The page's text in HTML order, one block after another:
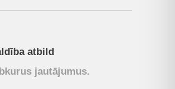
atbild
jautājumus.